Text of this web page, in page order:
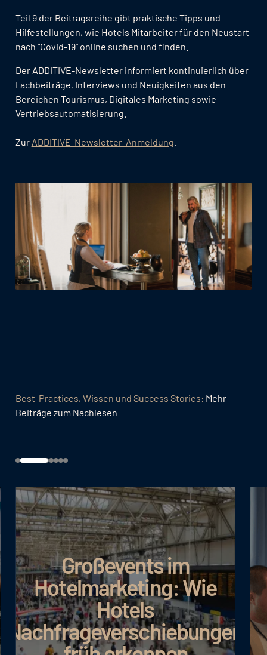
Teil 9 der Beitragsreihe gibt praktische Tipps und
Hilfestellungen, wie Hotels Mitarbeiter für den Neustart
nach “Covid-19” online suchen und finden.
Der ADDITIVE-Newsletter informiert kontinuierlich über
Fachbeiträge, Interviews und Neuigkeiten aus den
Bereichen Tourismus, Digitales Marketing sowie
Vertriebsautomatisierung.
Zur ADDITIVE-Newsletter-Anmeldung
Best-Practices, Wissen und Success Stories: Mehr
Beiträge zum Nachlesen
Google AI Max: Mehr
Umsatz bei
effizienterem
Budgeteinsatz